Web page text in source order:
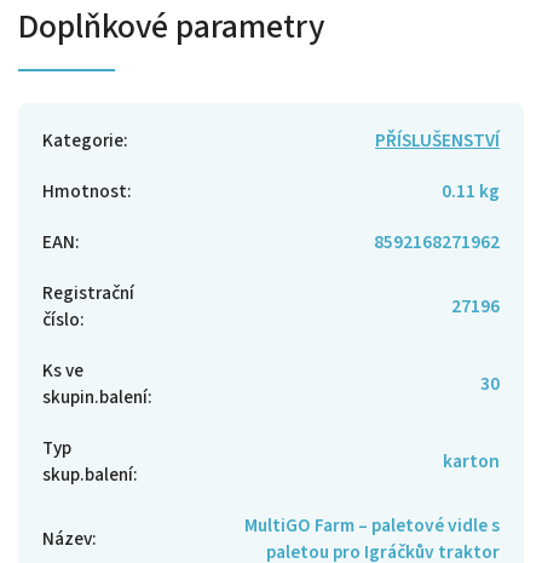
Doplňkové parametry
Kategorie:
PŘÍSLUŠENSTVÍ
Hmotnost:
0.11 kg
EAN:
8592168271962
Registrační
číslo: 27196
Ks ve
skupin.balení: 30
Typ
skup.balení: karton
Název:
MultiGO Farm – paletové vidle s
paletou pro Igráčkův traktor